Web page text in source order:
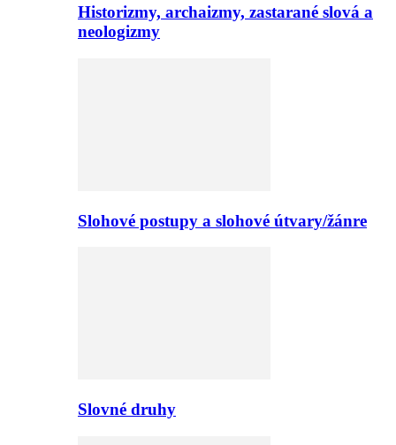
Historizmy, archaizmy, zastarané slová a
neologizmy
Slohové postupy a slohové útvary/žánre
Slovné druhy